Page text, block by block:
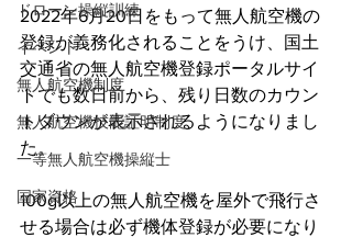
ドローン操縦訓練
イベント
無人航空機制度
無人航空機技能証明制度
一等無人航空機操縦士
国家資格
2022年6月20日をもって無人航空機の
登録が義務化されることをうけ、国土
交通省の無人航空機登録ポータルサイ
トでも数日前から、残り日数のカウン
トダウンが表示されるようになりまし
た。
100g以上の無人航空機を屋外で飛行さ
せる場合は必ず機体登録が必要になり